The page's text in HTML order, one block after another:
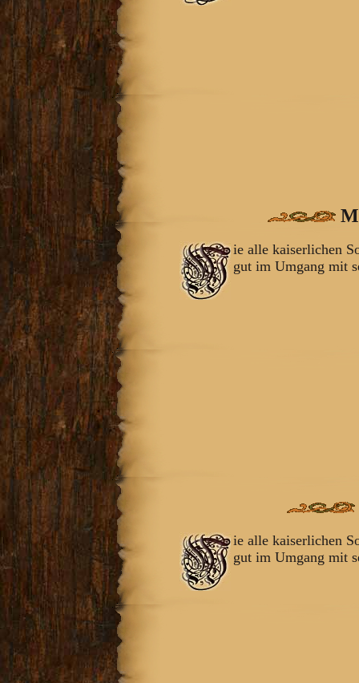
ie alle kaiserlichen
gut im Umgang mit
ie alle kaiserlichen
gut im Umgang mit